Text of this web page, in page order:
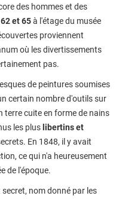
des hommes et des
et 65à l'étage du musée
proviennent
où les divertissements
pas.
de peintures soumises
certain nombre d'outils sur
terre cuite en forme de nains
les plus libertins et
En 1848, il y avait
ce qui n'a heureusement
de l'époque.
nom donné par les